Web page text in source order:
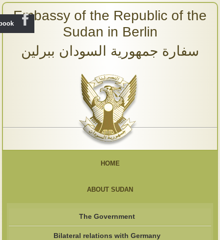
Embassy of the Republic of the
Sudan in Berlin
سفارة جمهورية السودان ببرلين
HOME
ABOUT SUDAN
The Government
Bilateral relations with Germany